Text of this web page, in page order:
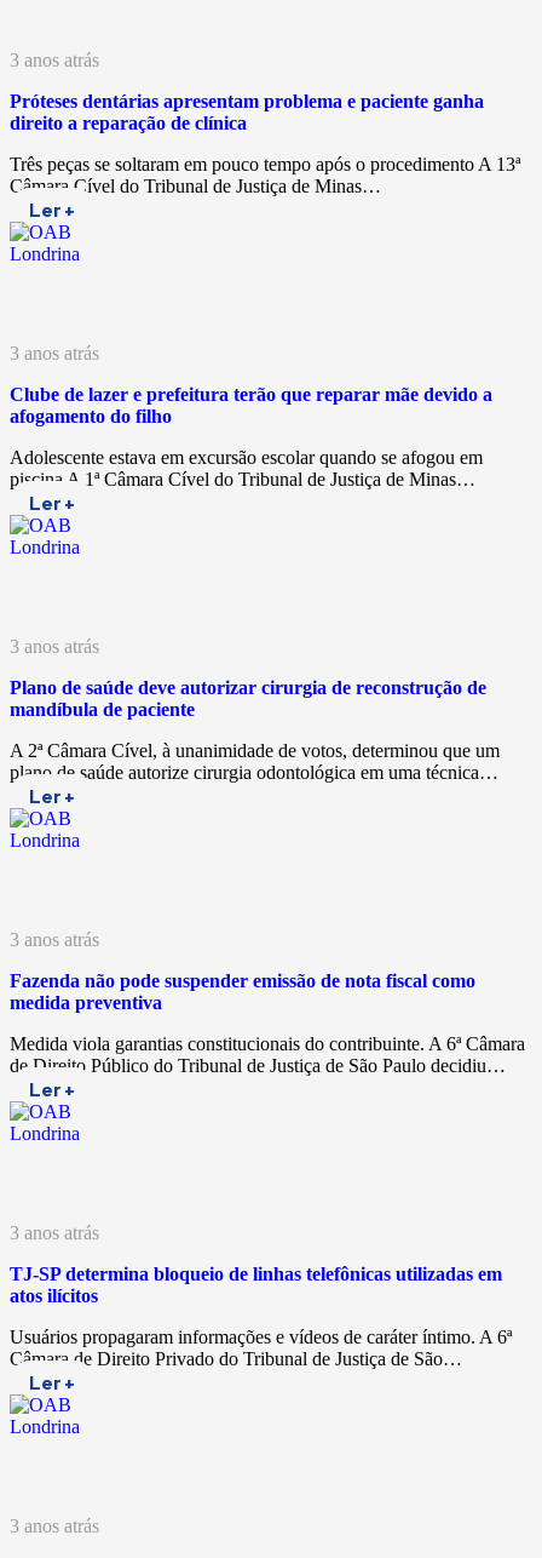
3 anos atrás
Próteses dentárias apresentam problema e paciente ganha
direito a reparação de clínica
Três peças se soltaram em pouco tempo após o procedimento A 13ª
Câmara Cível do Tribunal de Justiça de Minas…
Ler +
3 anos atrás
Clube de lazer e prefeitura terão que reparar mãe devido a
afogamento do filho
Adolescente estava em excursão escolar quando se afogou em
piscina A 1ª Câmara Cível do Tribunal de Justiça de Minas…
Ler +
3 anos atrás
Plano de saúde deve autorizar cirurgia de reconstrução de
mandíbula de paciente
A 2ª Câmara Cível, à unanimidade de votos, determinou que um
plano de saúde autorize cirurgia odontológica em uma técnica…
Ler +
3 anos atrás
Fazenda não pode suspender emissão de nota fiscal como
medida preventiva
Medida viola garantias constitucionais do contribuinte. A 6ª Câmara
de Direito Público do Tribunal de Justiça de São Paulo decidiu…
Ler +
3 anos atrás
TJ-SP determina bloqueio de linhas telefônicas utilizadas em
atos ilícitos
Usuários propagaram informações e vídeos de caráter íntimo. A 6ª
Câmara de Direito Privado do Tribunal de Justiça de São…
Ler +
3 anos atrás